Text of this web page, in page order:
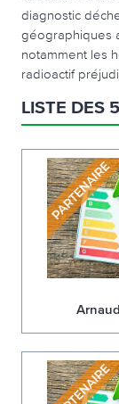
diagnostic
géographiques
notamment les
radioactif
LISTE DES